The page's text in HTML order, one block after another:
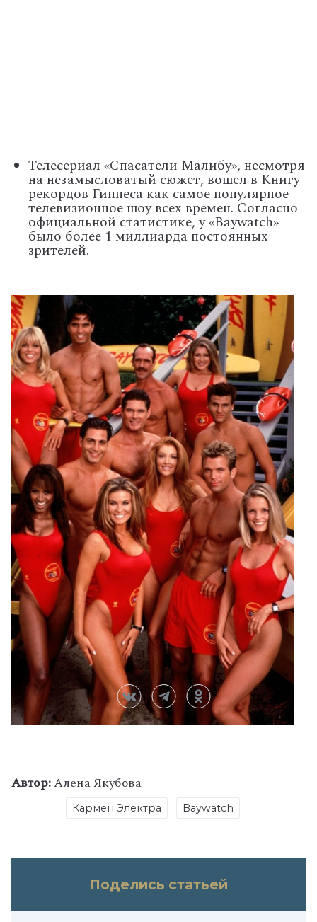
Телесериал «Спасатели Малибу», несмотря
на незамысловатый сюжет, вошел в Книгу
рекордов Гиннеса как самое популярное
телевизионное шоу всех времен. Согласно
официальной статистике, у «Baywatch»
было более 1 миллиарда постоянных
зрителей.
Автор:Алена Якубова
Кармен Электра Baywatch
Поделись статьей